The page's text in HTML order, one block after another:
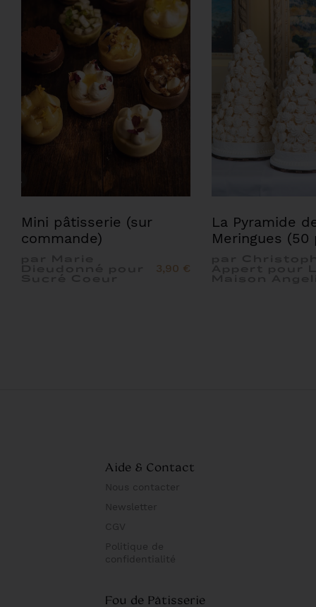
Mini pâtisserie (sur
commande)
3,90 €
La Pyramide
Meringues (50
Aide & Contact
Nous contacter
Newsletter
CGV
Politique de
confidentialité
Fou de Pâtisserie